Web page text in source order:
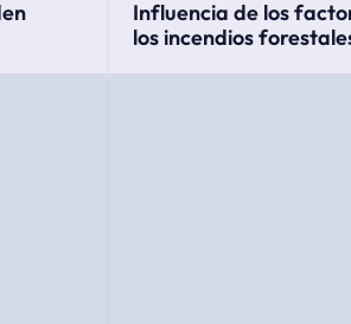
Influencia de los
los incendios